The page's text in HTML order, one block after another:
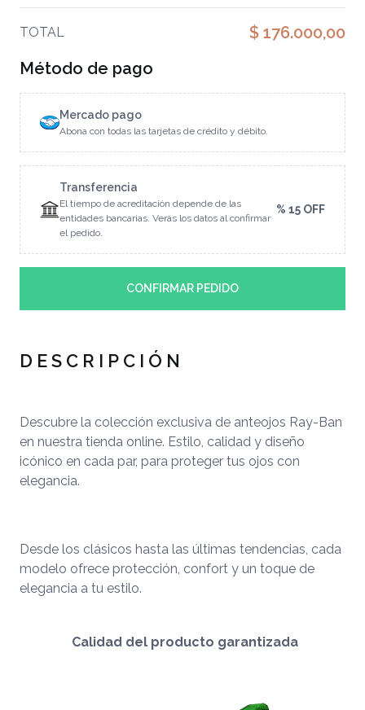
TOTAL
$ 176.000,00
Método de pago
Mercado pago
Abona con todas las tarjetas de crédito y débito.
Transferencia
El tiempo de acreditación depende de las
entidades bancarias. Verás los datos al confirmar
el pedido.
% 15 OFF
CONFIRMAR PEDIDO
DESCRIPCIÓN
Descubre la colección exclusiva de anteojos Ray-Ban
en nuestra tienda online. Estilo, calidad y diseño
icónico en cada par, para proteger tus ojos con
elegancia.
Desde los clásicos hasta las últimas tendencias, cada
modelo ofrece protección, confort y un toque de
elegancia a tu estilo.
Calidad del producto garantizada